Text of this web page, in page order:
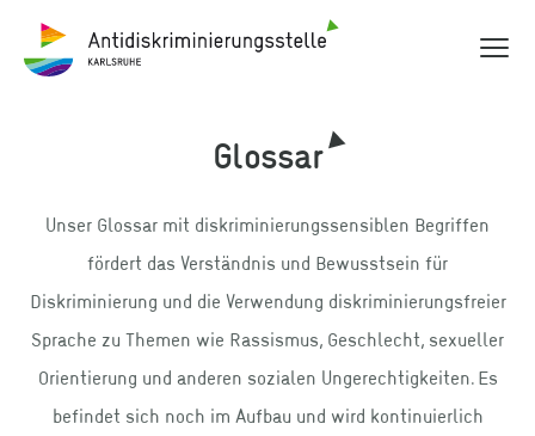
Antidiskriminierungsstelle Karlsruhe
Glossar
Unser Glossar mit diskriminierungssensiblen Begriffen
fördert das Verständnis und Bewusstsein für
Diskriminierung und die Verwendung diskriminierungsfreier
Sprache zu Themen wie Rassismus, Geschlecht, sexueller
Orientierung und anderen sozialen Ungerechtigkeiten. Es
befindet sich noch im Aufbau und wird kontinuierlich